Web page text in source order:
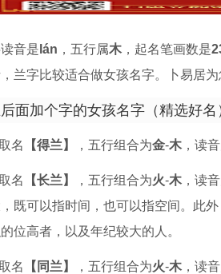
音是 lán ，五行属木 ，起名笔画数是
兰字比较适合做女孩名字。卜易居
面加个字的女孩名字（精选好名
名 【得兰】 ，五行组合为金-木 ，读
名 【长兰】 ，五行组合为火-木 ，读
既可以指时间，也可以指空间。此
位高者，以及年纪较大的人。
名 【同兰】 ，五行组合为火-木 ，读